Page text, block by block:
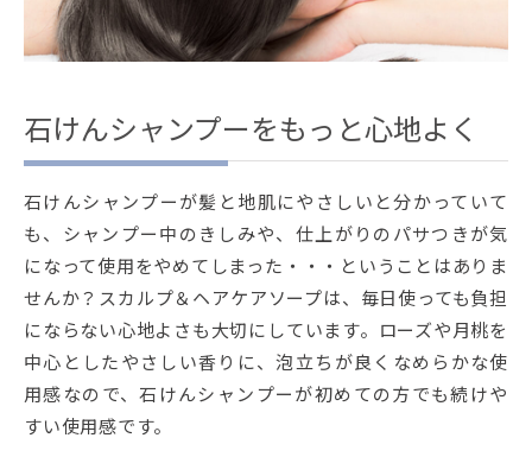
石けんシャンプーをもっと心地よく
石けんシャンプーが髪と地肌にやさしいと分かっていて
も、シャンプー中のきしみや、仕上がりのパサつきが気
になって使用をやめてしまった・・・ということはありま
せんか？スカルプ＆ヘアケアソープは、毎日使っても負担
にならない心地よさも大切にしています。ローズや月桃を
中心としたやさしい香りに、泡立ちが良くなめらかな使
用感なので、石けんシャンプーが初めての方でも続けや
すい使用感です。